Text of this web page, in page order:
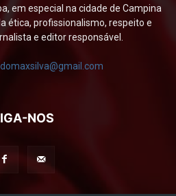
em especial na cidade de Campina
ética, profissionalismo, respeito e
e editor responsável.
NOS